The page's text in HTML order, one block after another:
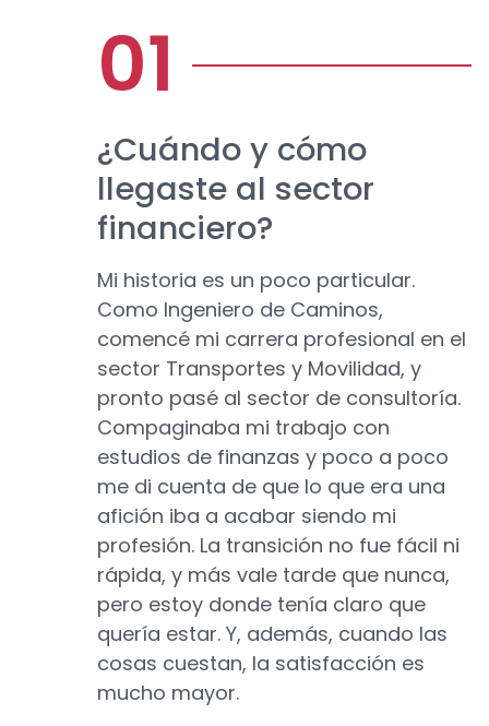
¿Cuándo y cómo
llegaste al sector
financiero?
Mi historia es un poco particular.
Como Ingeniero de Caminos,
comencé mi carrera profesional en el
sector Transportes y Movilidad, y
pronto pasé al sector de consultoría.
Compaginaba mi trabajo con
estudios de finanzas y poco a poco
me di cuenta de que lo que era una
afición iba a acabar siendo mi
profesión. La transición no fue fácil ni
rápida, y más vale tarde que nunca,
pero estoy donde tenía claro que
quería estar. Y, además, cuando las
cosas cuestan, la satisfacción es
mucho mayor.